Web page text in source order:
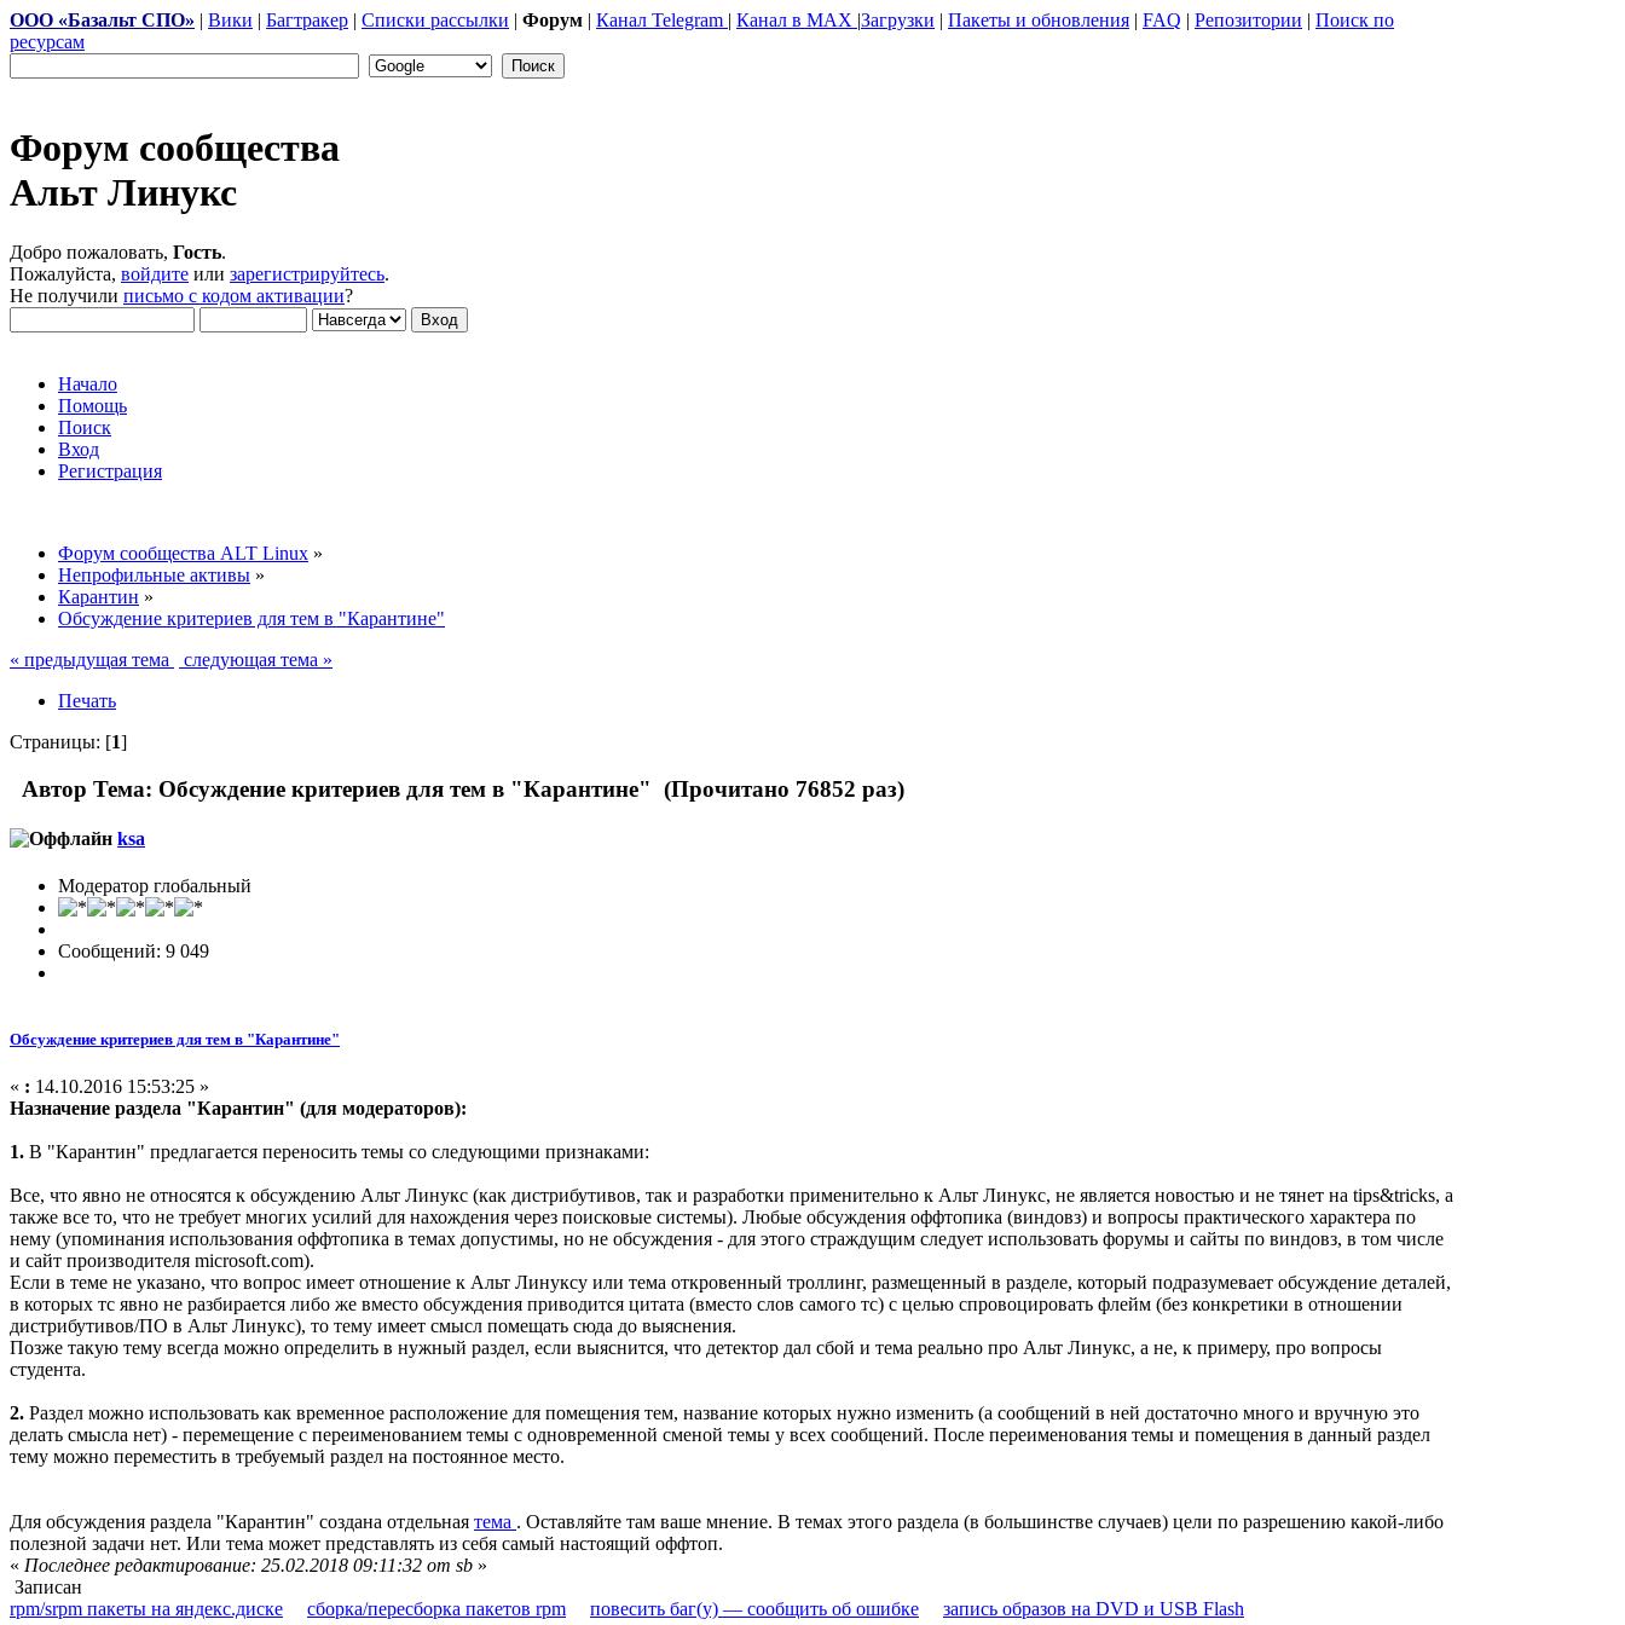
ООО «Базальт СПО» | Вики | Багтракер | Списки рассылки | Форум | Канал Telegram | Канал в MAX |Загрузки | Пакеты и обновления | FAQ | Репозитории | Поиск по
ресурсам
Форум сообщества
Альт Линукс
Добро пожаловать, Гость.
Пожалуйста, войдите или зарегистрируйтесь.
Не получили письмо с кодом активации?
Начало
Помощь
Поиск
Вход
Регистрация
Форум сообщества ALT Linux »
Непрофильные активы »
Карантин »
Обсуждение критериев для тем в "Карантине"
« предыдущая тема
следующая тема »
Печать
Страницы: [1]
Автор Тема: Обсуждение критериев для тем в "Карантине" (Прочитано 76852 раз)
ksa
Модератор глобальный
Сообщений: 9 049
Обсуждение критериев для тем в "Карантине"
« : 14.10.2016 15:53:25 »
Назначение раздела "Карантин" (для модераторов):
1. В "Карантин" предлагается переносить темы со следующими признаками:
Все, что явно не относятся к обсуждению Альт Линукс (как дистрибутивов, так и разработки применительно к Альт Линукс, не является новостью и не тянет на tips&tricks, а
также все то, что не требует многих усилий для нахождения через поисковые системы). Любые обсуждения оффтопика (виндовз) и вопросы практического характера по
нему (упоминания использования оффтопика в темах допустимы, но не обсуждения - для этого страждущим следует использовать форумы и сайты по виндовз, в том числе
и сайт производителя microsoft.com).
Если в теме не указано, что вопрос имеет отношение к Альт Линуксу или тема откровенный троллинг, размещенный в разделе, который подразумевает обсуждение деталей,
в которых тс явно не разбирается либо же вместо обсуждения приводится цитата (вместо слов самого тс) с целью спровоцировать флейм (без конкретики в отношении
дистрибутивов/ПО в Альт Линукс), то тему имеет смысл помещать сюда до выяснения.
Позже такую тему всегда можно определить в нужный раздел, если выяснится, что детектор дал сбой и тема реально про Альт Линукс, а не, к примеру, про вопросы
студента.
2. Раздел можно использовать как временное расположение для помещения тем, название которых нужно изменить (а сообщений в ней достаточно много и вручную это
делать смысла нет) - перемещение с переименованием темы с одновременной сменой темы у всех сообщений. После переименования темы и помещения в данный раздел
тему можно переместить в требуемый раздел на постоянное место.
Для обсуждения раздела "Карантин" создана отдельная тема . Оставляйте там ваше мнение. В темах этого раздела (в большинстве случаев) цели по разрешению какой-либо
полезной задачи нет. Или тема может представлять из себя самый настоящий оффтоп.
« Последнее редактирование: 25.02.2018 09:11:32 от sb »
Записан
rpm/srpm пакеты на яндекс.диске
сборка/пересборка пакетов rpm повесить баг(у) — сообщить об ошибке запись образов на DVD и USB Flash